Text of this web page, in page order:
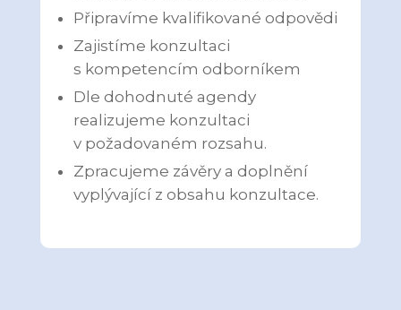
Připravíme kvalifikované odpovědi
Zajistíme konzultaci
s kompetencím odborníkem
Dle dohodnuté agendy
realizujeme konzultaci
v požadovaném rozsahu.
Zpracujeme závěry a doplnění
vyplývající z obsahu konzultace.